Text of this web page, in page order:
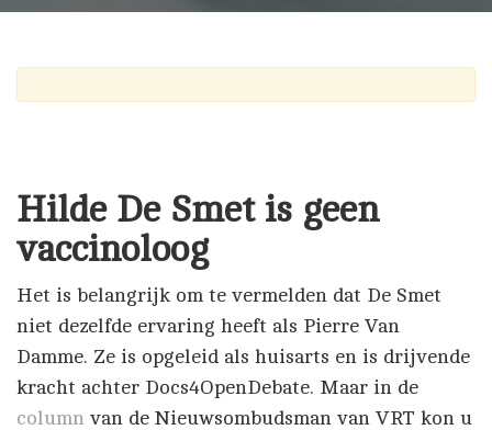
Hilde De Smet is geen
vaccinoloog
Het is belangrijk om te vermelden dat De Smet
niet dezelfde ervaring heeft als Pierre Van
Damme. Ze is opgeleid als huisarts en is drijvende
kracht achter Docs4OpenDebate. Maar in de
column van de Nieuwsombudsman van VRT kon u